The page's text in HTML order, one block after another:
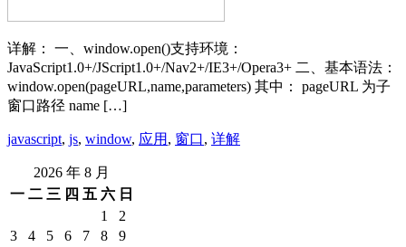
详解： 一、window.open()支持环境：
JavaScript1.0+/JScript1.0+/Nav2+/IE3+/Opera3+ 二、基本语法：
window.open(pageURL,name,parameters) 其中： pageURL 为子
窗口路径 name […]
javascript, js, window, 应用 , 窗口, 详解
2026 年 8 月
一 二 三 四 五 六 日
1
2
3
4 5 6 7 8
9